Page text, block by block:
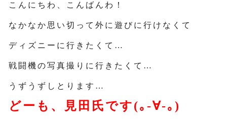
こんにちわ、こんばんわ！
なかなか思い切って外に遊びに行けなくて
ディズニーに行きたくて…
戦闘機の写真撮りに行きたくて…
うずうずしとります…
どーも、見田氏です(｡-∀-｡)